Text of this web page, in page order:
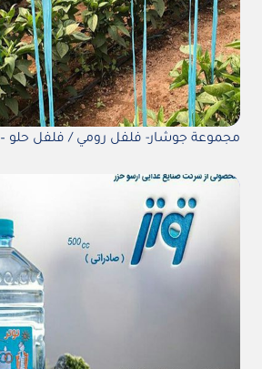
مجموعة جوشار- فلفل رومي / فلفل حلو –